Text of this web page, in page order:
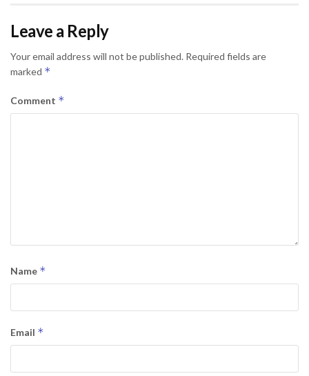
Leave a Reply
Your email address will not be published. Required fields are
marked *
Comment *
Name *
Email *